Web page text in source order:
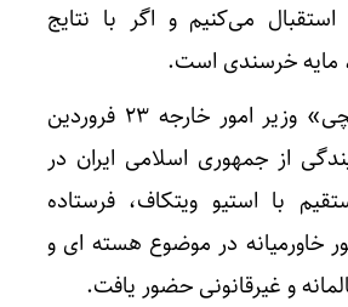
استقبال می‌کنیم و اگر با نتایج
مایه خرسندی است.
«سیدعباس عراقچی» وزیر امور خارجه ۲۳ فروردین
به نمایندگی از جمهوری اسلامی ایران در
با استیو ویتکاف، فرستاده
خاورمیانه در موضوع هسته ای و
و غیرقانونی حضور یافت.